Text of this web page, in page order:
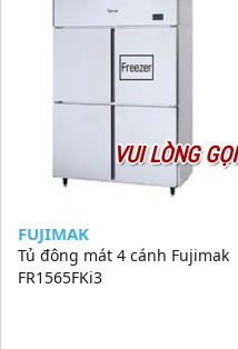
VUI LÒNG GỌI
FUJIMAK
Tủ đông mát 4 cánh Fujimak
FR1565FKi3